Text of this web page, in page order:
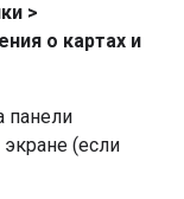
>
о картах и
панели
(если